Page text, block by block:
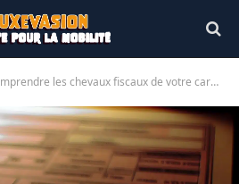
les chevaux fiscaux de votre carte grise en France